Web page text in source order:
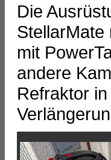
Die
StellarMate
mit
andere
Refraktor